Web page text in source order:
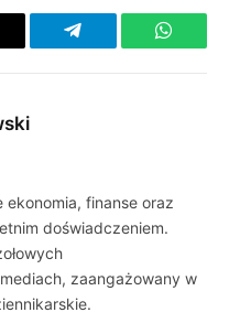
Telegram
finanse oraz
doświadczeniem.
zaangażowany w